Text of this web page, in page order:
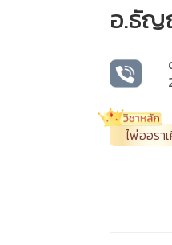
อ.ธั
ไพ่ออรา